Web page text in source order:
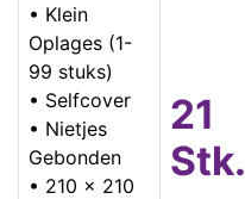
• Klein
Oplages (1-
99 stuks)
• Selfcover
• Nietjes
Gebonden
• 210 x 210
21
Stk.